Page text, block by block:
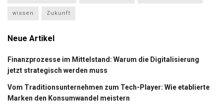
wissen Zukunft
Neue Artikel
Finanzprozesse im Mittelstand: Warum die Digitalisierung
jetzt strategisch werden muss
Vom Traditionsunternehmen zum Tech-Player: Wie etablierte
Marken den Konsumwandel meistern